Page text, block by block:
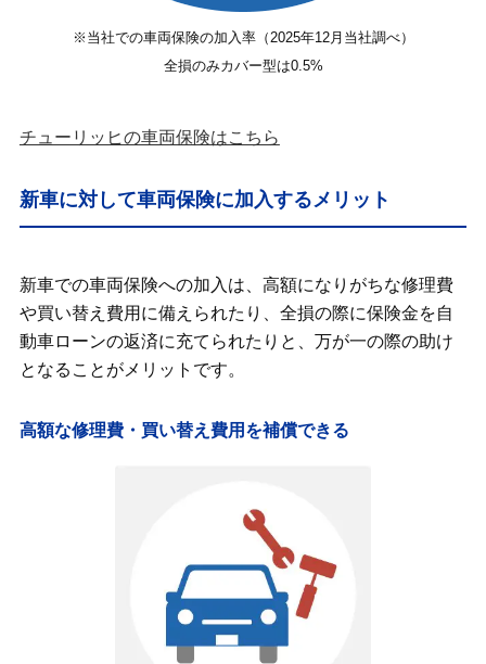
※当社での車両保険の加入率（2025年12月当社調べ）
全損のみカバー型は0.5%
チューリッヒの車両保険はこちら
新車に対して車両保険に加入するメリット
新車での車両保険への加入は、高額になりがちな修理費
や買い替え費用に備えられたり、全損の際に保険金を自
動車ローンの返済に充てられたりと、万が一の際の助け
となることがメリットです。
高額な修理費・買い替え費用を補償できる